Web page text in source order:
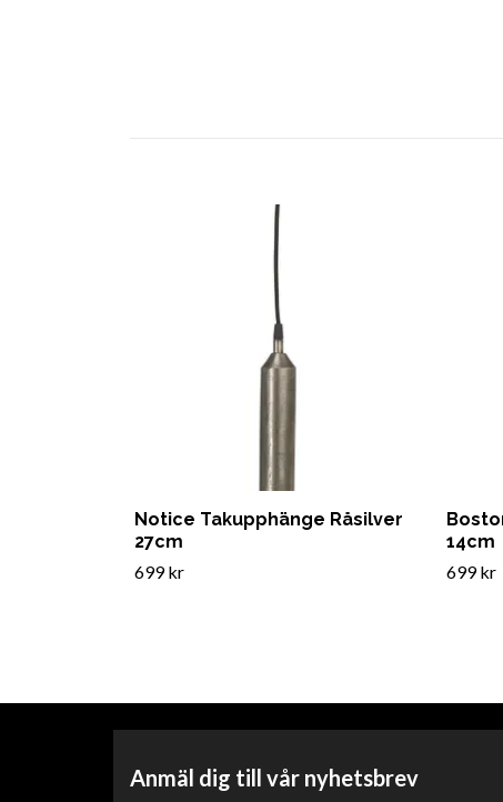
Notice Takupphänge Råsilver
27cm
699 kr
14cm
699 kr
Anmäl dig till vår nyhetsbrev